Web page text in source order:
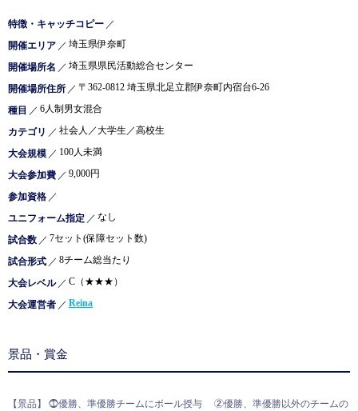
特徴・キャッチコピー ／
開催エリア ／ 埼玉県伊奈町
開催場所名 ／ 埼玉県県民活動総合センター
開催場所住所 ／ 〒362-0812 埼玉県北足立郡伊奈町内宿台6-26
種目 ／ 6人制男女混合
カテゴリ ／ 社会人／大学生／高校生
大会規模 ／ 100人未満
大会参加費 ／ 9,000円
参加資格 ／
ユニフォーム指定 ／ なし
試合数 ／ 7セット(保障セット数)
試合形式 ／ 8チーム総当たり
大会レベル ／ C（★★★）
大会運営者 ／ Reina
景品・賞金
【景品】 ⓵優勝、準優勝チームにボール授与 ②優勝、準優勝以外のチームの